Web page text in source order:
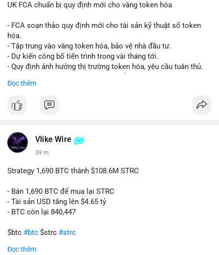
UK FCA chuẩn bị quy định mới cho vàng token hóa
- FCA soạn thảo quy định mới cho tài sản kỹ thuật số token
hóa.
- Tập trung vào vàng token hóa, bảo vệ nhà đầu tư.
- Dự kiến công bố tiến trình trong vài tháng tới.
- Quy định ảnh hưởng thị trường token hóa, yêu cầu tuân thủ.
#binancesquare
#vlikevn #titanbot
Đọc thêm
Vlike Wire
39 m
Strategy 1,690 BTC thành $108.6M STRC
- Bán 1,690 BTC để mua lại STRC
- Tài sản USD tăng lên $4.65 tỷ
- BTC còn lại 840,447
$btc #btc $strc #strc
#vlikevn
Đọc thêm